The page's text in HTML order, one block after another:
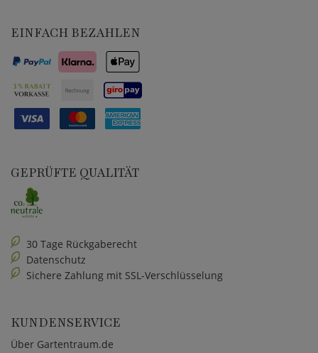
EINFACH BEZAHLEN
GEPRÜFTE QUALITÄT
30 Tage Rückgaberecht
Datenschutz
Sichere Zahlung mit SSL-Verschlüsselung
KUNDENSERVICE
Über Gartentraum.de